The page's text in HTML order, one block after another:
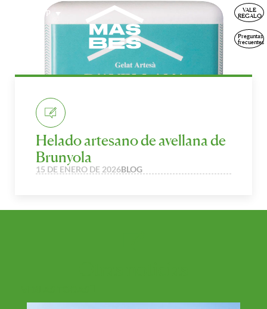
ESP
VALE
REGALO
Preguntas
frecuentes
Helado artesano de avellana de
Brunyola
15 DE ENERO DE 2026BLOG